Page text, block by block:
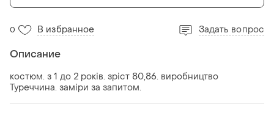
0 В избранное Задать вопрос
Описание
костюм. з 1 до 2 років. зріст 80,86. виробництво
Туреччина. заміри за запитом.